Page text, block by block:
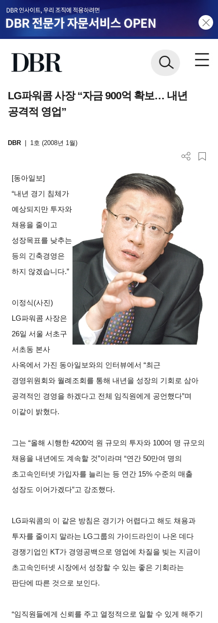
LG파워콤 사장 “자금 900억 확보… 내년
공격적 영업”
DBR 1호 (2008년 1월)
[동아일보]
“내년 경기 침체가
예상되지만 투자와
채용을 줄이고
성장목표를 낮추는
등의 긴축경영은
하지 않겠습니다.”
이정식(사진)
LG파워콤 사장은
26일 서울 서초구
서초동 본사
사옥에서 가진 동아일보와의 인터뷰에서 “최근
경영위원회와 월례조회를 통해 내년을 성장의 기회로 삼아
공격적인 경영을 하겠다고 전체 임직원에게 공언했다”며
이같이 밝혔다.
그는 “올해 시행한 4200억 원 규모의 투자와 100여 명 규모의
채용을 내년에도 계속할 것”이라며 “연간 50만여 명의
초고속인터넷 가입자를 늘리는 등 연간 15% 수준의 매출
성장도 이어가겠다”고 강조했다.
LG파워콤의 이 같은 방침은 경기가 어렵다고 해도 채용과
투자를 줄이지 말라는 LG그룹의 가이드라인이 나온 데다
경쟁기업인 KT가 경영공백으로 영업에 차질을 빚는 지금이
초고속인터넷 시장에서 성장할 수 있는 좋은 기회라는
판단에 따른 것으로 보인다.
“임직원들에게 신뢰를 주고 열정적으로 일할 수 있게 해주기